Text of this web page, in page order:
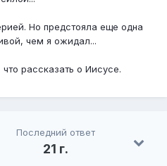
Но предстояла еще одна
чем я ожидал...
рассказать о Иисусе.
Последний ответ
21 г.